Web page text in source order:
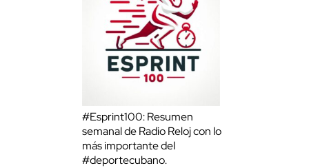
#Esprint100: Resumen
semanal de Radio Reloj con lo
más importante del
#deportecubano.